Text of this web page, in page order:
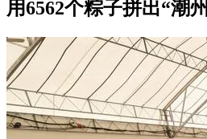
用6562个粽子拼出“潮